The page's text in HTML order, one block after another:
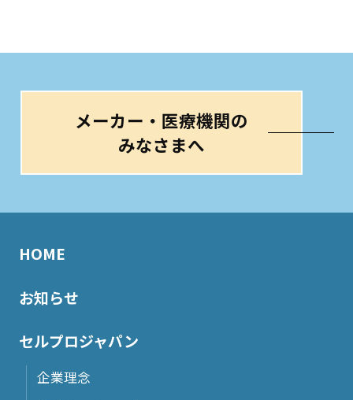
メーカー・医療機関の
みなさまへ
HOME
お知らせ
セルプロジャパン
企業理念